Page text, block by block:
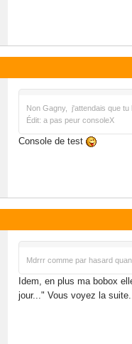
Non Gagny, j'attendais que tu
Édit: a pas peur consoleX
Console de test
Mdrrr comme par hasard
Idem, en plus ma bobox
jour..." Vous voyez la